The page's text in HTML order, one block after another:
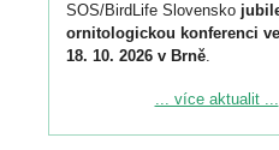
SOS/BirdLife Slovensko
ornitologickou konferenci
18. 10. 2026 v Brně.
Podrobnější informace ke
... více aktualit ...